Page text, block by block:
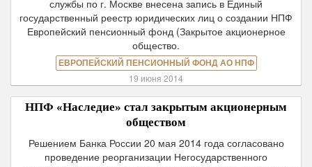
службы по г. Москве внесена запись в Единый
государственный реестр юридических лиц о создании НПФ
Европейский пенсионный фонд (Закрытое акционерное
общество.
ЕВРОПЕЙСКИЙ ПЕНСИОННЫЙ ФОНД АО НПФ
19 июня 2014
НПФ «Наследие» стал закрытым акционерным
обществом
Решением Банка России 20 мая 2014 года согласовано
проведение реорганизации Негосударственного